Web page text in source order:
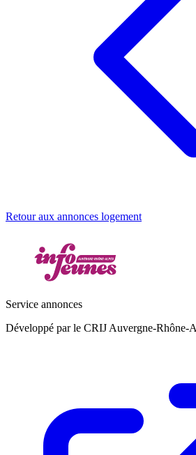
Retour aux annonces logement
Service annonces
Développé par le CRIJ Auvergne-Rhône-